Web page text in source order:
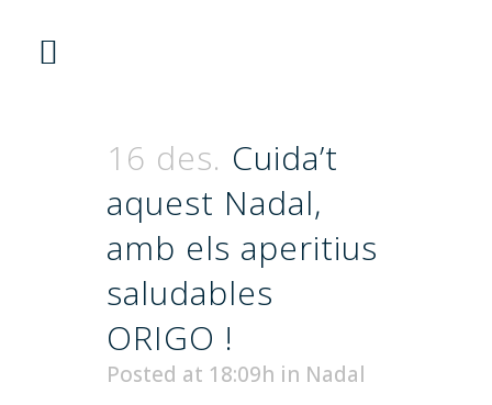
16 des. Cuida’t
aquest Nadal,
amb els aperitius
saludables
ORIGO !
Posted at 18:09h in Nadal